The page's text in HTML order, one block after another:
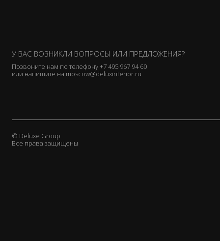
У ВАС ВОЗНИКЛИ ВОПРОСЫ ИЛИ ПРЕДЛОЖЕНИЯ?
Позвоните нам по телефону+7 495 967 94 60
или напишите на moscow@deluxinterior.ru
© Deluxe Group
Все права защищены